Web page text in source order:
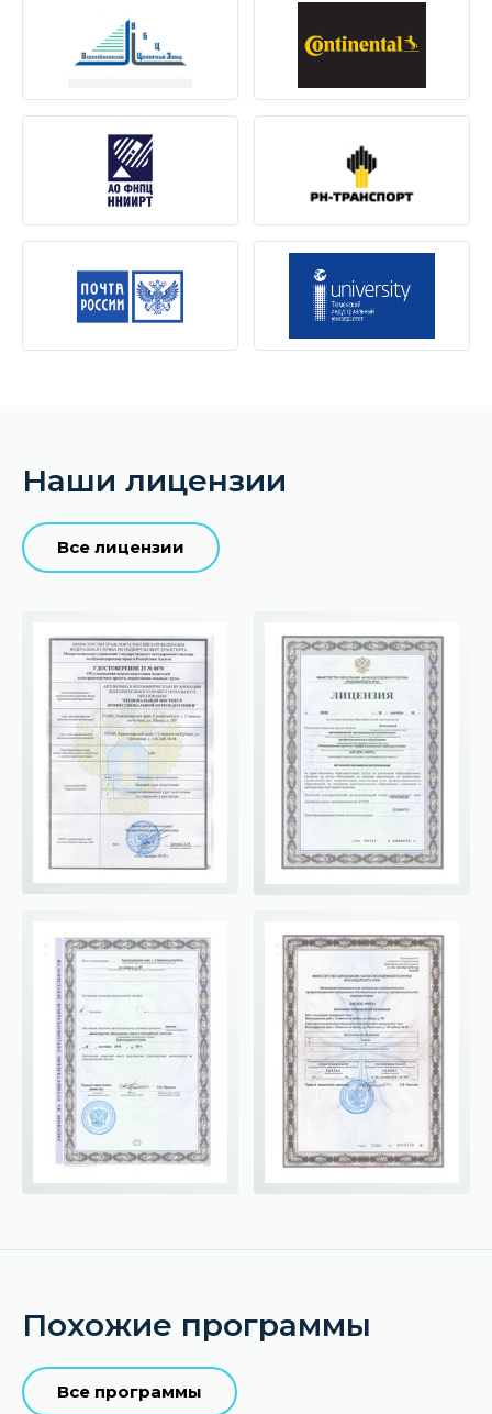
Наши лицензии
Все лицензии
Похожие программы
Все программы